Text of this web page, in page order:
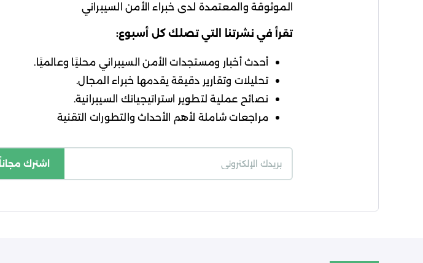
الموثوقة والمعتمدة لدى خبراء الأمن السيبراني
تقرأ في نشرتنا التي تصلك كل أسبوع:
أحدث أخبار ومستجدات الأمن السيبراني محليًا وعالميًا.
تحليلات وتقارير دقيقة يقدمها خبراء المجال.
نصائح عملية لتطوير استراتيجياتك السيبرانية.
مراجعات شاملة لأهم الأحداث والتطورات التقنية
اشترك مجاناً